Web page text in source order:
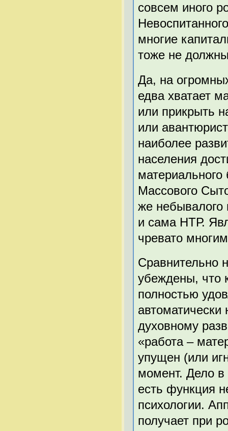
совсем иного
многие
тоже не
Да, на
едва хватает
или прикрыть
или
наиболее
населения
материального
Массового
же небывалого
и сама НТР.
чревато
Сравнительно
убеждены, что
полностью
автоматически
духовному
«работа –
упущен (или
момент. Дело
есть функция
психологии.
получает при